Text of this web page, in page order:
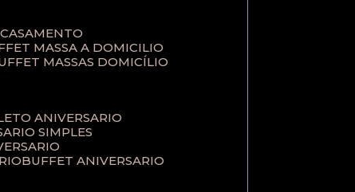
CASAMENTO
MASSA A DOMICILIO
MASSAS DOMICÍLIO
ANIVERSARIO
SIMPLES
BUFFET ANIVERSARIO